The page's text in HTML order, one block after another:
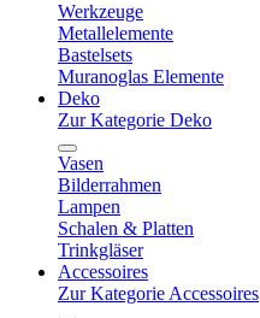
Werkzeuge
Metallelemente
Bastelsets
Muranoglas Elemente
Deko
Zur Kategorie Deko
Vasen
Bilderrahmen
Lampen
Schalen & Platten
Trinkgläser
Accessoires
Zur Kategorie Accessoires